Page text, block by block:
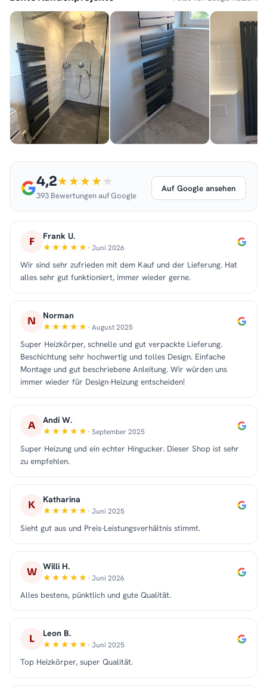
4,2
393 Bewertungen auf Google
Auf Google ansehen
F Frank U.
· Juni 2026
Wir sind sehr zufrieden mit dem Kauf und der Lieferung. Hat
alles sehr gut funktioniert, immer wieder gerne.
N Norman
· August 2025
Super Heizkörper, schnelle und gut verpackte Lieferung.
Beschichtung sehr hochwertig und tolles Design. Einfache
Montage und gut beschriebene Anleitung. Wir würden uns
immer wieder für Design-Heizung entscheiden!
A Andi W.
· September 2025
Super Heizung und ein echter Hingucker. Dieser Shop ist sehr
zu empfehlen.
K Katharina
· Juni 2025
Sieht gut aus und Preis-Leistungsverhältnis stimmt.
W Willi H.
· Juni 2026
Alles bestens, pünktlich und gute Qualität.
L Leon B.
· Juni 2025
Top Heizkörper, super Qualität.